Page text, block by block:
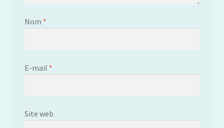
Nom *
E-mail *
Site web